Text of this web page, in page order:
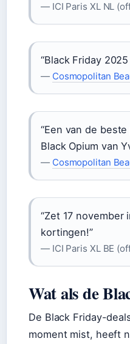
— ICI Paris XL NL
“Black Friday
— Cosmopolitan
“Een van de
Black Opium van
— Cosmopolitan
“Zet 17
kortingen!”
— ICI Paris XL BE
Wat als de
De Black Friday-
moment mist, heeft